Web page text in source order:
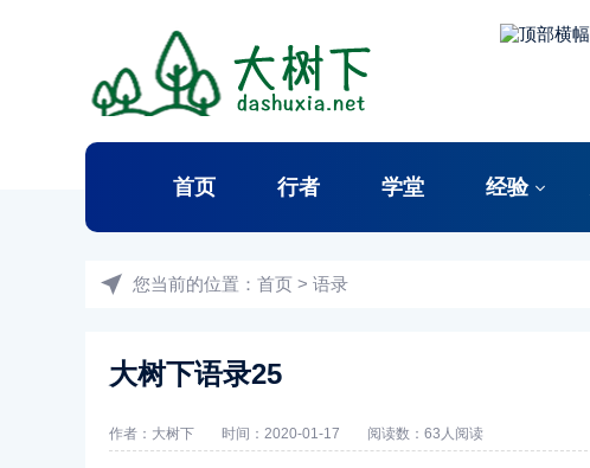
首页 行者 学堂 经验
您当前的位置： 首页 > 语录
大树下语录25
作者： 大树下 时间：2020-01-17 阅读数： 63人阅读